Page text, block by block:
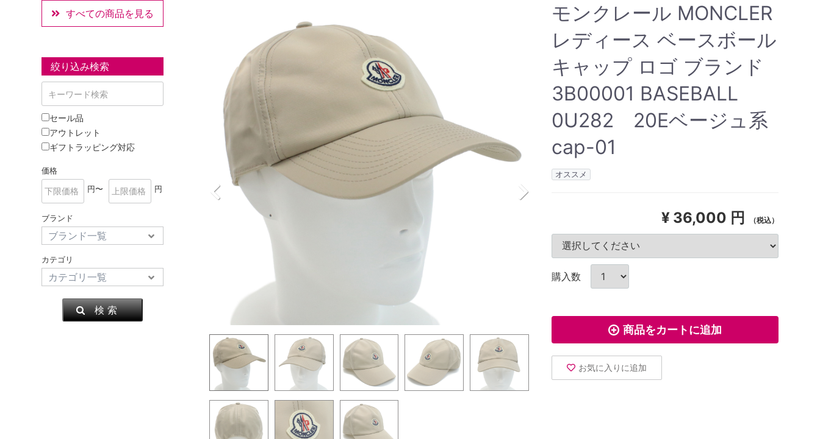
すべての商品を見る
絞り込み検索
セール品
アウトレット
ギフトラッピング対応
価格
円〜
円
ブランド
カテゴリ
検 索
モンクレール MONCLER
レディース ベースボール
キャップ ロゴ ブランド
3B00001 BASEBALL
0U282 20Eベージュ系
cap-01
オススメ
¥ 36,000 円 （税込）
購入数
商品をカートに追加
お気に入りに追加